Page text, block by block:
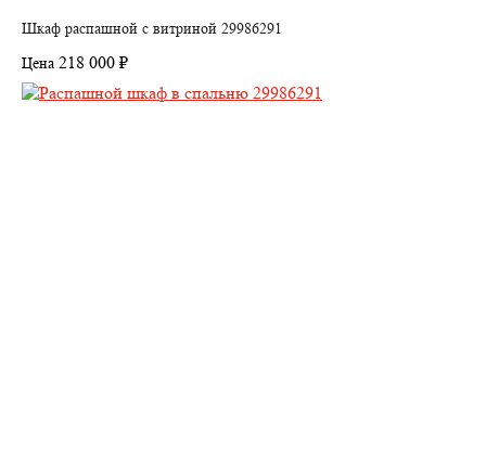
Шкаф распашной с витриной 29986291
Цена 218 000 ₽